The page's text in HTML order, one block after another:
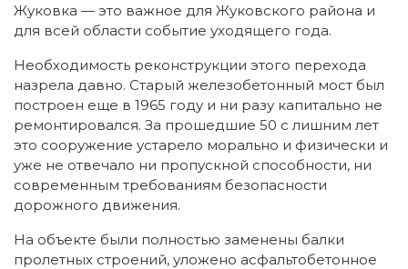
Жуковка — это важное для Жуковского района и
для всей области событие уходящего года.
Необходимость реконструкции этого перехода
назрела давно. Старый железобетонный мост был
построен еще в 1965 году и ни разу капитально не
ремонтировался. За прошедшие 50 с лишним лет
это сооружение устарело морально и физически и
уже не отвечало ни пропускной способности, ни
современным требованиям безопасности
дорожного движения.
На объекте были полностью заменены балки
пролетных строений, уложено асфальтобетонное